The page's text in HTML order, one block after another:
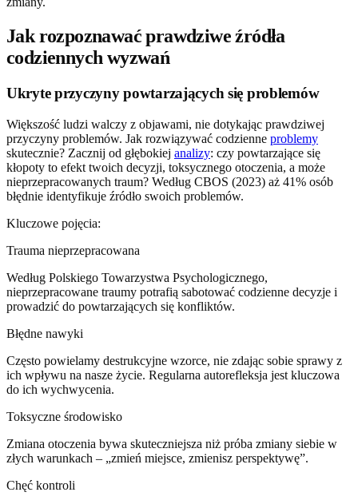
Jak rozpoznawać prawdziwe źródła
codziennych wyzwań
Ukryte przyczyny powtarzających się problemów
Większość ludzi walczy z objawami, nie dotykając prawdziwej
przyczyny problemów. Jak rozwiązywać codzienne problemy
skutecznie? Zacznij od głębokiej analizy: czy powtarzające się
kłopoty to efekt twoich decyzji, toksycznego otoczenia, a może
nieprzepracowanych traum? Według CBOS (2023) aż 41% osób
błędnie identyfikuje źródło swoich problemów.
Kluczowe pojęcia:
Trauma nieprzepracowana
Według Polskiego Towarzystwa Psychologicznego,
nieprzepracowane traumy potrafią sabotować codzienne decyzje i
prowadzić do powtarzających się konfliktów.
Błędne nawyki
Często powielamy destrukcyjne wzorce, nie zdając sobie sprawy z
ich wpływu na nasze życie. Regularna autorefleksja jest kluczowa
do ich wychwycenia.
Toksyczne środowisko
Zmiana otoczenia bywa skuteczniejsza niż próba zmiany siebie w
złych warunkach – „zmień miejsce, zmienisz perspektywę”.
Chęć kontroli